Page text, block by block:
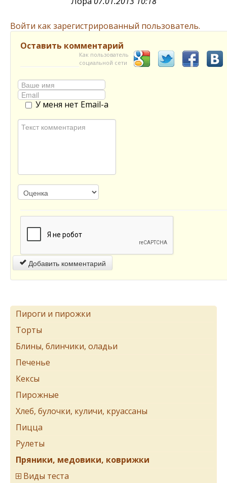
Войти как зарегистрированный пользователь.
Оставить комментарий
Как пользователь
социальной сети
У меня нет Email-а
Добавить комментарий
Пироги и пирожки
Торты
Блины, блинчики, оладьи
Печенье
Кексы
Пирожные
Хлеб, булочки, куличи, круассаны
Пицца
Рулеты
Пряники, медовики, коврижки
Виды теста